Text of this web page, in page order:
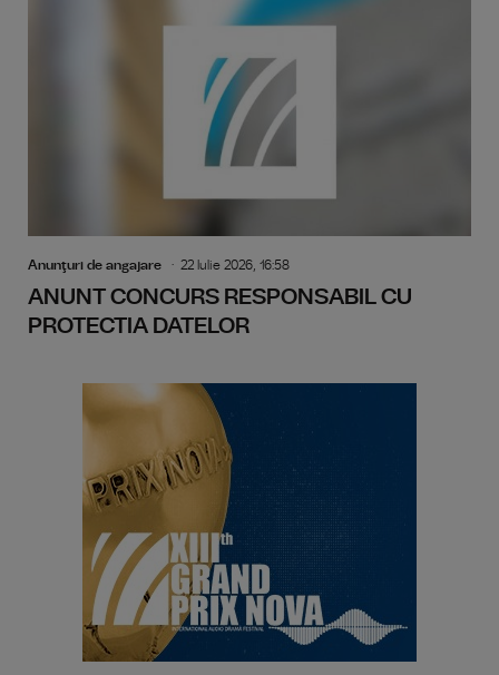
Anunţuri de angajare 22 Iulie 2026, 16:58
ANUNT CONCURS RESPONSABIL CU
PROTECTIA DATELOR